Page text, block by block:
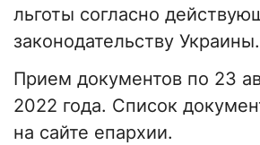
льготы согласно
законодательству Украины.
Прием документов по 23
2022 года. Список
на сайте епархии.